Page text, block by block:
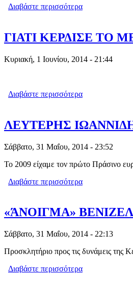
Διαβάστε περισσότερα
ΓΙΑΤΙ ΚΕΡΔΙΣΕ ΤΟ
Κυριακή, 1 Ιουνίου, 2014 - 21:44
Διαβάστε περισσότερα
ΛΕΥΤΕΡΗΣ
Σάββατο, 31 Μαΐου, 2014 - 23:52
Το 2009 είχαμε τον πρώτο Πράσινο
Διαβάστε περισσότερα
«ΆΝΟΙΓΜΑ»
Σάββατο, 31 Μαΐου, 2014 - 22:13
Προσκλητήριο προς τις δυνάμεις της
Διαβάστε περισσότερα